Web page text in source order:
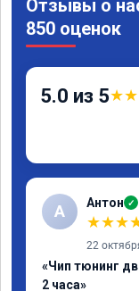
Отзывы о
850 оценок
5.0 из 5★★
А Антон ✓
★★★
22
«Чип тюнинг
2 часа»